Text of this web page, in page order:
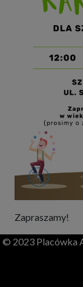
Zapraszamy!
© 2023 Placówka